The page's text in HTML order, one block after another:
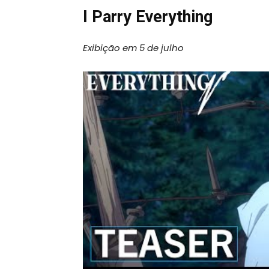
I Parry Everything
Exibição em 5 de julho